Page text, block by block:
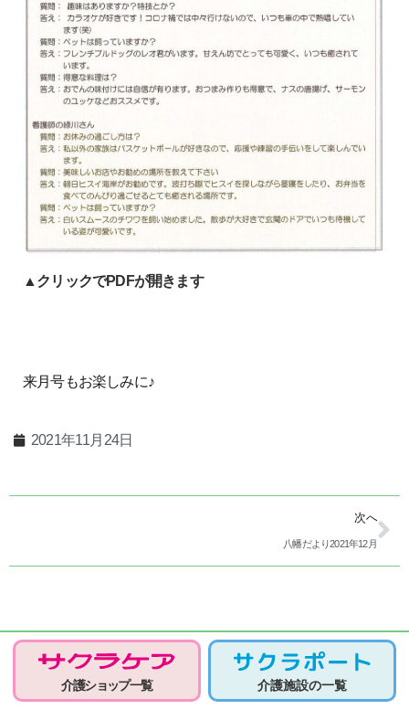
▲クリックでPDFが開きます
来月号もお楽しみに♪
2021年11月24日
次へ
八幡だより2021年12月
介護ショップ一覧 介護施設の一覧